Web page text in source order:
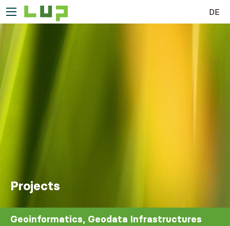
DE
Projects
Geoinformatics, Geodata Infrastructures